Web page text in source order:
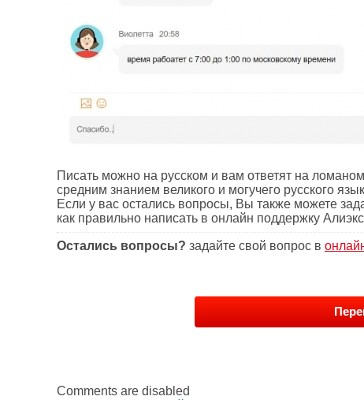
Писать можно на русском и вам ответят на
средним знанием великого и могучего русского
Если у вас остались вопросы, Вы также можете
как правильно написать в онлайн поддержку
Остались вопросы? задайте свой вопрос в
Comments are disabled